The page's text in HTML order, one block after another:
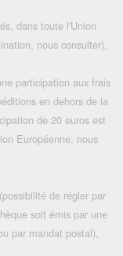
dans toute l'Union
nous consulter),
participation aux frais
en dehors de la
de 20 euros est
Européenne, nous
de régler par
soit émis par une
par mandat postal),